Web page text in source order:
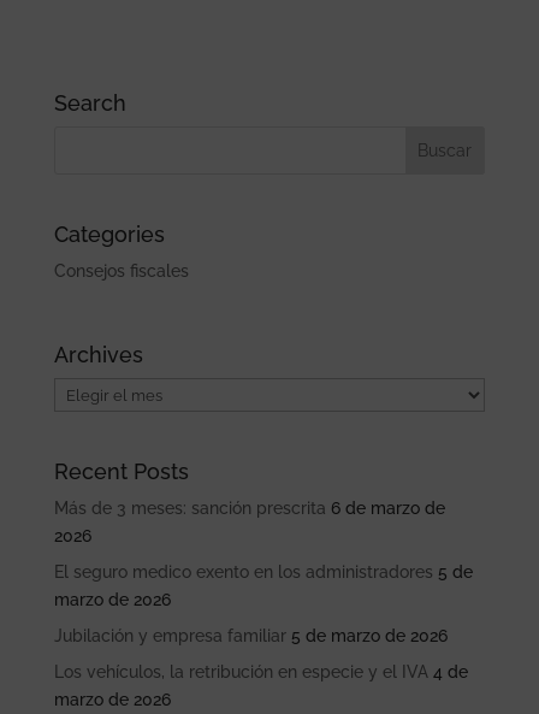
Search
Categories
Consejos fiscales
Archives
Archives
Recent Posts
Más de 3 meses: sanción prescrita 6 de marzo de
2026
El seguro medico exento en los administradores 5 de
marzo de 2026
Jubilación y empresa familiar 5 de marzo de 2026
Los vehículos, la retribución en especie y el IVA 4 de
marzo de 2026